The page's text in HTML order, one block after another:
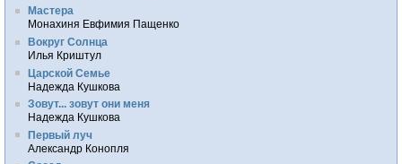
Мастера
Монахиня Евфимия Пащенко
Вокруг Солнца
Илья Криштул
Царской Семье
Надежда Кушкова
Зовут... зовут они меня
Надежда Кушкова
Первый луч
Александр Конопля